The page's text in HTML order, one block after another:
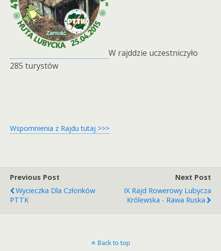
W rajddzie uczestniczyło
285 turystów
Wspomnienia z Rajdu tutaj >>>
Previous Post
Wycieczka Dla Członków
PTTK
Next Post
IX Rajd Rowerowy Lubycza
Królewska - Rawa Ruska
Back to top